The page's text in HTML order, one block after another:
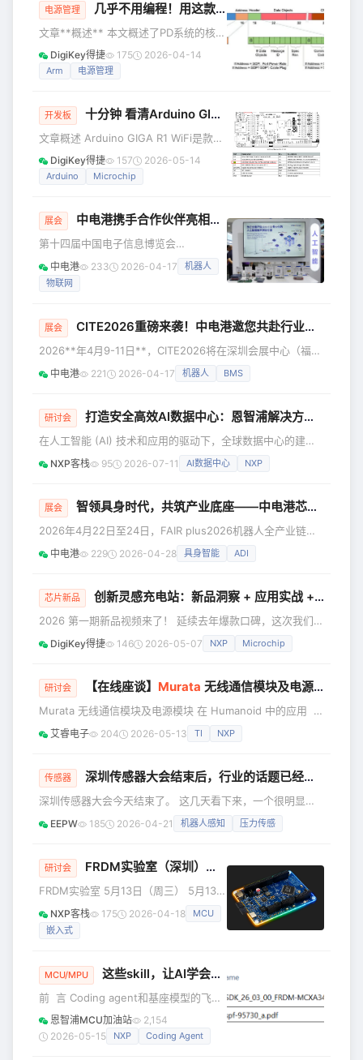
2030年间全球数据中心容量需求将以每
年19%至22%的速度增长，达到171至
219千兆瓦的规模。[1] 这种激增主要由
人工智能工作负载驱动。相比传统应
用，AI工作负载的能耗明显更高，从而
电源管理 几乎不用编程！用这款PD控制器可以快速实现100 W USB PD电源！
文章**概述** 本文概述了PD系统的核心
要求。然后介绍onsemi的
FUSB5101MNTWGPD控制器，并展示
固件开启快速配置。 随着通用串行总
线 Type-C (USB-C) 端口越来越普遍，
许多用户都依赖这种端口为各种连接设
备提供更高水平的电源。不过，USB-C
规范将“仅限 Type-C”设备的基本电源限
DigiKey得捷 175 2026-04-14
Arm 电源管理
开发板 十分钟 看清Arduino GIGA R1 WiFi开发板的无线功能及Wi-Fi 特性
文章概述 Arduino GIGA R1 WiFi是款集
成板载 Wi-Fi®
和 Bluetooth®connectivity 的Mega 形
**（核心芯片为 Cypress
CYW4343W）实现，同时支持双无线协
议独立或协同工作，适用于 IoT 通信、
远程控制、数据传输等场景。 以下是无
线功能的详细解析： 一、核心
DigiKey得捷 157 2026-05-14
Arduino Microchip
展会 中电港携手合作伙伴亮相CITE2026，以“AI+”为核心，解锁全领域元器件创新图景
第十四届中国电子信息博览会
（CITE2026）于4月9日-11日在深圳会
展中心（福田）举行。本届展会以“新技
示电子信息全产业链创新成果。行业领
先的元器件应用创新与现代供应链综合
服务平台中电港，携ADI、瑞萨、高通、
NVIDIA、NXP、Molex、Microchip、
芯等核心合作伙伴，
中电港 233 2026-04-17
机器人
物联网
展会 CITE2026重磅来袭！中电港邀您共赴行业盛会
2026**年4月9-11日**，CITE2026将在深圳会展中心（福
田） 盛大启幕！中电港将全面展示从端到云的元器件应用创
新方案，欢迎莅临现场参观交流。 届时，中电港将携 NXP、
芯、Microchip、兆易创新等重量级合作伙伴，聚焦机器人、
人工智能、工业电子、汽车电子热门领域的新产品，新技术、
新方案。 🎯各领域
中电港 221 2026-04-17 机器人 BMS
研讨会 打造安全高效AI数据中心：恩智浦解决方案和成功案例详解 | 恩智浦创新技术峰会演讲精选 ⑦
在人工智能 (AI) 技术和应用的驱动下，全球数据中心的建设
热度不减。在这个过程中，如何应对新一代AI数据中心在性
能、效率、韧性、信息安全，以及功能安全与支持维护等方面
力打造高效、安全、稳健的AI数据中心，恩智浦从服务器和AI
加速卡管理、电源与能源管理、散热冷却等核心痛点入手，整
合优势的技术和产品，提供针对性的解决方案。 本期空中课
堂技术讲座，
NXP客栈 95 2026-07-11 AI数据中心 NXP
展会 智领具身时代，共筑产业底座——中电港芯查查亮相FAIR plus2026机器人全产业链接会
2026年4月22日至24日，FAIR plus2026机器人全产业链接
会在深圳会展中心（福田）9号馆盛大启幕。本届展会有优必
选、宇树科技、智元/临界点、越疆等500多家机器人产业链
接平台之一。中电港（股票代码：001287.SZ）芯查查重磅亮
相，不仅倾力打造了"机器人产业半导体联展区"，更联合深圳
市机器人协会主办了"下一代机器人智能核心——'
中电港 229 2026-04-28 具身智能 ADI
芯片新品 创新灵感充电站：新品洞察 + 应用实战 + 反馈有好礼！
2026 第一期新品视频来了！ 延续去年爆款口碑，这次我们带
来了更硬核的技术干货。无论您是深耕电源管理，还是在布局
智能边缘与机器人应用，这里都有您要的解决方案。 为什么
懂 场景化拆解：从高性能到低功耗，从安全设计到高可靠
性，一应俱全 效率翻倍：帮您更快完成选型与方案验证，让
创新落地少走弯路 2026**第一期精选新品视频精选** 多相
Bu
DigiKey得捷 146 2026-05-07 NXP Microchip
研讨会 【在线座谈】 Murata 无线通信模块及电源模块在 Humanoid 中的应用
Murata 无线通信模块及电源模块 在 Humanoid 中的应用
2026年6月4日 10:00-11:30 座谈简介 随着 Humanoid
Robot (类人型机器人) 由研发阶段逐步走向实际应用，稳定
次网络研讨会将介绍村田村田制作所 (Murata) 的
Connective Module 无线通信模块 (包括 Wi‑Fi®、超宽
艾睿电子 204 2026-05-13 TI NXP
传感器 深圳传感器大会结束后，行业的话题已经变了
深圳传感器大会今天结束了。 这几天看下来，一个很明显的
感受是，传感器行业现在已经不按老路子表达自己了。会场里
当然还有芯片、封测、材料、器件这些传统内容，但台上讲得
基础设施这些更靠近应用端的方向。 这说明一件事：传感器
正在离系统更近。以前大家更习惯从参数、精度、封装这些角
度去看它，现在不一样了。机器人要更细的触觉和位置反馈，
工业设备要更早发现异常
EEPW 185 2026-04-21 机器人感知 压力传感
研讨会 FRDM实验室（深圳）火热报名中：参会可领免费开发板，速来！
FRDM实验室 5月13日（周三） 5月13
日，恩智浦FRDM实验室就要在深圳和大
家见面啦！ FRDM实验室是一个专为工
FRDM开发板支持从原型设计到产品生产
的全过程，助力您解锁工业、物联网及
汽车领域可信边缘智能设计的无限可
能。 诚邀您莅临FRDM实验室，活动中
您可以： 参加FRDM技术课程，获取新
NXP客栈 175 2026-04-18
MCU
嵌入式
MCU/MPU 这些skill，让AI学会编译代码，SWD烧写调试，串口收发，逻分抓波形。一句话，完成几天的工作
前 言 Coding agent和基座模型的飞速
发展，极大的提高了前后端开发效率，
而嵌入式MCU软件开发，由于环境复
恩智浦MCU加油站
2,154
2026-05-15
NXP Coding Agent